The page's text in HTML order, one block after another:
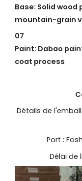
Base: Solid
mountain-grain
07
Paint: Dabao
coat process
Détails de
Port :
Délai de